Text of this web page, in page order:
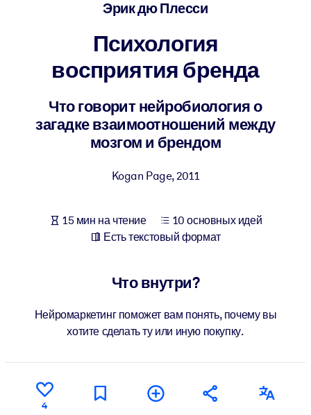
ПО СИСТЕМАМ
Для LMS/LXP
Интегрируйте краткие проверенные знания в вашу LMS/LXP для
лучших результатов обучения.
Для корпоративных библиотек
Обогатите корпоративную библиотеку надежными и готовыми к
Используйте надежные структурированные знания для
результатов ваших ИИ-систем.
Эрик дю Плесси
Психология
восприятия бренда
Что говорит нейробиология о
загадке взаимоотношений между
мозгом и брендом
Kogan Page,2011
15 мин на чтение
10 основных идей
Есть текстовый формат
Что внутри?
Нейромаркетинг поможет вам понять, почему вы
хотите сделать ту или иную покупку.
4